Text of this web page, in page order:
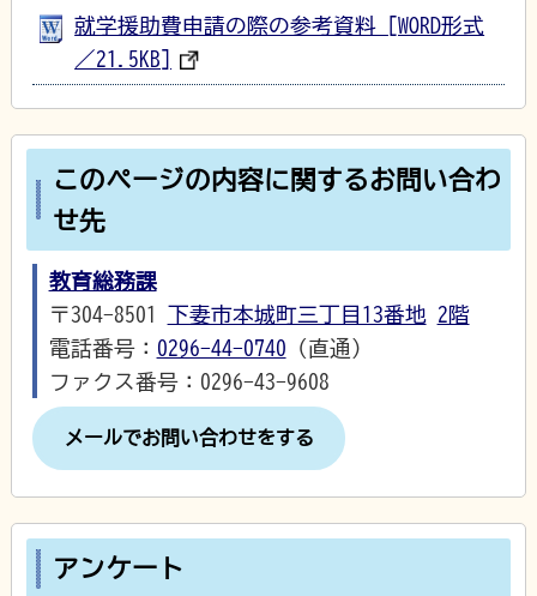
就学援助費申請の際の参考資料 [WORD形式
／21.5KB]
このページの内容に関するお問い合わ
せ先
教育総務課
〒304-8501 下妻市本城町三丁目13番地 2階
電話番号： 0296-44-0740 （直通）
ファクス番号：0296-43-9608
メールでお問い合わせをする
アンケート